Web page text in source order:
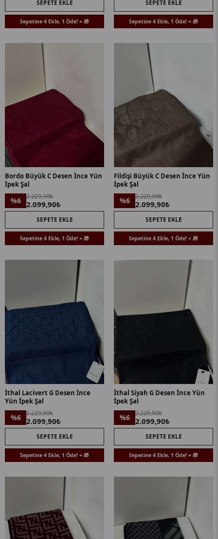
SEPETE EKLE
Sepetine 4 Ekle, 1 Öde! + 🎁
SEPETE EKLE
Sepetine 4 Ekle, 1 Öde! + 🎁
Bordo Büyük C Desen İnce Yün
İpek Şal
%6 2.229,90₺
2.099,90₺
SEPETE EKLE
Sepetine 4 Ekle, 1 Öde! + 🎁
Fildişi Büyük C Desen İnce Yün
İpek Şal
%6 2.229,90₺
2.099,90₺
SEPETE EKLE
Sepetine 4 Ekle, 1 Öde! + 🎁
İthal Lacivert G Desen İnce
Yün İpek Şal
%6 2.229,90₺
2.099,90₺
SEPETE EKLE
Sepetine 4 Ekle, 1 Öde! + 🎁
İthal Siyah G Desen İnce Yün
İpek Şal
%6 2.229,90₺
2.099,90₺
SEPETE EKLE
Sepetine 4 Ekle, 1 Öde! + 🎁